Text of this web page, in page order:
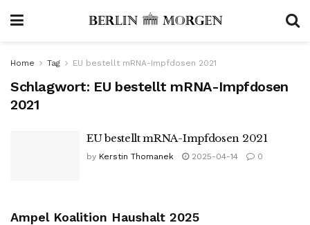
Home Tag EU bestellt mRNA-Impfdosen 2021
Schlagwort: EU bestellt mRNA-Impfdosen
2021
EU bestellt mRNA-Impfdosen 2021
by Kerstin Thomanek 2025-04-14 0
Ampel Koalition Haushalt 2025